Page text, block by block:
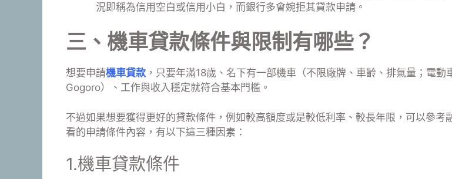
況即稱為信用空白或信用小白，而銀行多會婉拒其貸款申請。
三、 機車貸款條件與限制有哪些？
想要申請機車貸款 ，只要年滿18歲、名下有一部機車（不限廠牌、車齡、排氣量；電動
Gogoro）、工作與收入穩定就符合基本門檻。
不過如果想要獲得更好的貸款條件，例如較高額度或是較低利率、較長年限，可以參考
看的申請條件內容，有以下這三種因素：
1.機車貸款條件